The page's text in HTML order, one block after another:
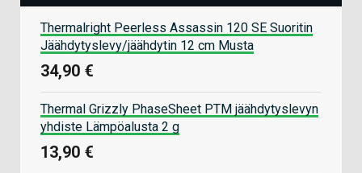
Thermalright Peerless Assassin 120 SE Suoritin
Jäähdytyslevy/jäähdytin 12 cm Musta
34,90 €
Thermal Grizzly PhaseSheet PTM jäähdytyslevyn
yhdiste Lämpöalusta 2 g
13,90 €